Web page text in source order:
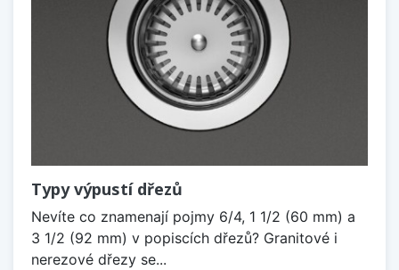
Typy výpustí dřezů
Nevíte co znamenají pojmy 6/4, 1 1/2 (60 mm) a
3 1/2 (92 mm) v popiscích dřezů? Granitové i
nerezové dřezy se...